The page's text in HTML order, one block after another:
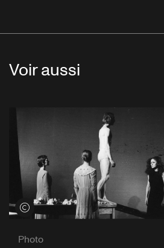
Voir aussi
Voir les crédits
Photo